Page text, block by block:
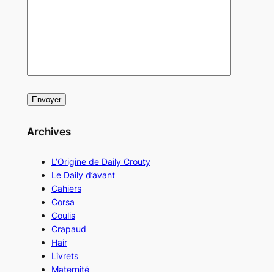
Archives
L’Origine de Daily Crouty
Le Daily d’avant
Cahiers
Corsa
Coulis
Crapaud
Hair
Livrets
Maternité